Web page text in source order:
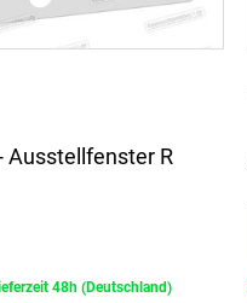
Ausstellfenster R
48h (Deutschland)